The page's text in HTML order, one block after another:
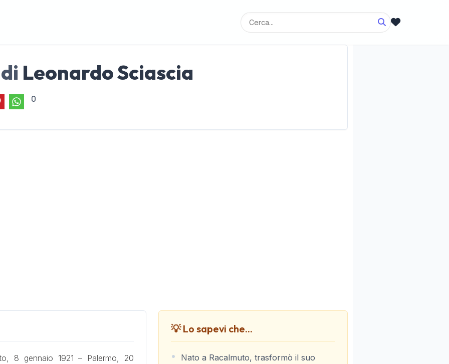
Leonardo Sciascia
0
8 gennaio 1921 – Palermo, 20
💡 Lo sapevi che...
Nato a Racalmuto, trasformò il suo